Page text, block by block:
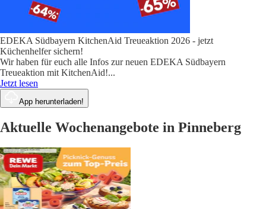
EDEKA Südbayern KitchenAid Treueaktion 2026 - jetzt
Küchenhelfer sichern!
Wir haben für euch alle Infos zur neuen EDEKA Südbayern
Treueaktion mit KitchenAid!...
Jetzt lesen
App herunterladen!
Aktuelle Wochenangebote in Pinneberg